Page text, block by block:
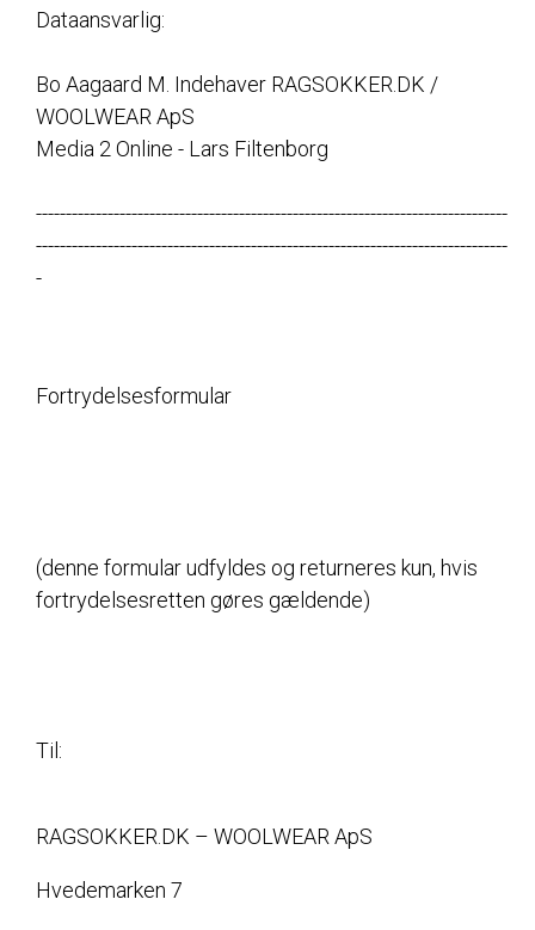
Dataansvarlig:
Bo Aagaard M. Indehaver RAGSOKKER.DK /
WOOLWEAR ApS
Media 2 Online - Lars Filtenborg
-------------------------------------------------------------------------------
-------------------------------------------------------------------------------
-
Fortrydelsesformular
(denne formular udfyldes og returneres kun, hvis
fortrydelsesretten gøres gældende)
Til:
RAGSOKKER.DK – WOOLWEAR ApS
Hvedemarken 7